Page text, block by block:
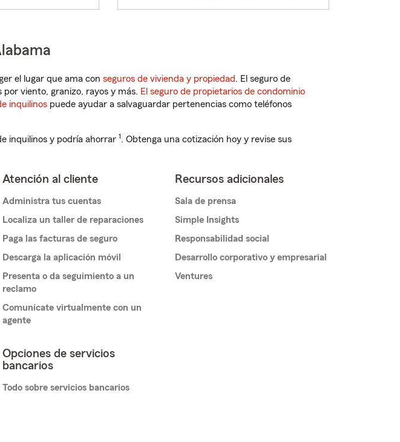
el lugar que ama con seguros de vivienda y propiedad. El seguro de
viento, granizo, rayos y más. El seguro de propietarios de condominio
inquilinos puede ayudar a salvaguardar pertenencias como teléfonos
inquilinos y podría ahorrar 1. Obtenga una cotización hoy y revise sus
Atención al cliente
Administra tus cuentas
Localiza un taller de reparaciones
Paga las facturas de seguro
Descarga la aplicación móvil
Presenta o da seguimiento a un
reclamo
Comunícate virtualmente con un
agente
Opciones de servicios
bancarios
Todo sobre servicios bancarios
Recursos adicionales
Sala de prensa
Simple Insights
Responsabilidad social
Desarrollo corporativo y empresarial
Ventures